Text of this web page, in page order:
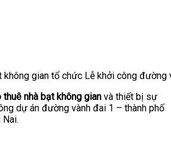
không gian tổ chức Lễ khởi công
thuê nhà bạt không gian và thiết bị sự
dự án đường vành đai 1 – thành phố